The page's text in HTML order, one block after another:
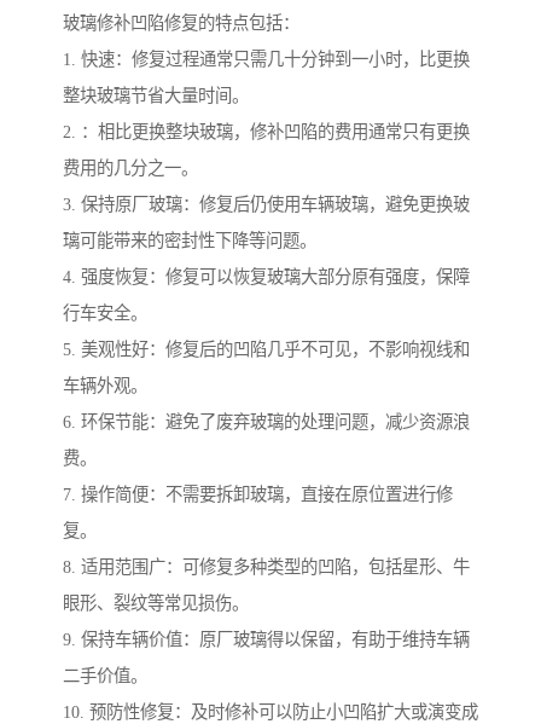
玻璃修补凹陷修复的特点包括：
1. 快速：修复过程通常只需几十分钟到一小时，比更换
整块玻璃节省大量时间。
2. ：相比更换整块玻璃，修补凹陷的费用通常只有更换
费用的几分之一。
3. 保持原厂玻璃：修复后仍使用车辆玻璃，避免更换玻
璃可能带来的密封性下降等问题。
4. 强度恢复：修复可以恢复玻璃大部分原有强度，保障
行车安全。
5. 美观性好：修复后的凹陷几乎不可见，不影响视线和
车辆外观。
6. 环保节能：避免了废弃玻璃的处理问题，减少资源浪
费。
7. 操作简便：不需要拆卸玻璃，直接在原位置进行修
复。
8. 适用范围广：可修复多种类型的凹陷，包括星形、牛
眼形、裂纹等常见损伤。
9. 保持车辆价值：原厂玻璃得以保留，有助于维持车辆
二手价值。
10. 预防性修复：及时修补可以防止小凹陷扩大或演变成